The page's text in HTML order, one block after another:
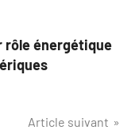
rôle énergétique
Article suivant